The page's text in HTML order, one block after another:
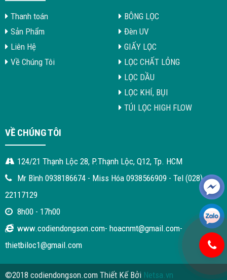
Thanh toán
Sản Phẩm
Liên Hệ
Về Chúng Tôi
BÔNG LỌC
Đèn UV
GIẤY LỌC
LỌC CHẤT LỎNG
LỌC DẦU
LỌC KHÍ, BỤI
TÚI LỌC HIGH FLOW
VỀ CHÚNG TÔI
124/21 Thạnh Lộc 28, P.Thạnh Lộc, Q12, Tp. HCM
Mr Bình 0938186674 - Miss Hóa 0938566909 - Tel (028)
22117129
8h00 - 17h00
www.codiendongson.com- hoacnmt@gmail.com-
thietbiloc1@gmail.com
©2018 codiendongson.com Thiết Kế Bởi Netsa.vn